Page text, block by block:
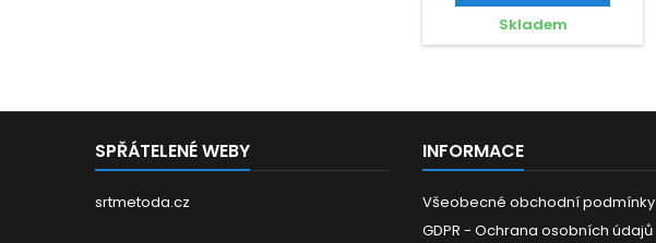
Skladem
SPŘÁTELENÉ WEBY
srtmetoda.cz
INFORMACE
Všeobecné obchodní podmínky
GDPR - Ochrana osobních údajů